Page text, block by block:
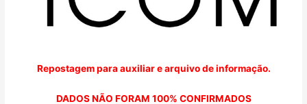
Repostagem para auxiliar e arquivo de informação.
DADOS NÃO FORAM 100% CONFIRMADOS